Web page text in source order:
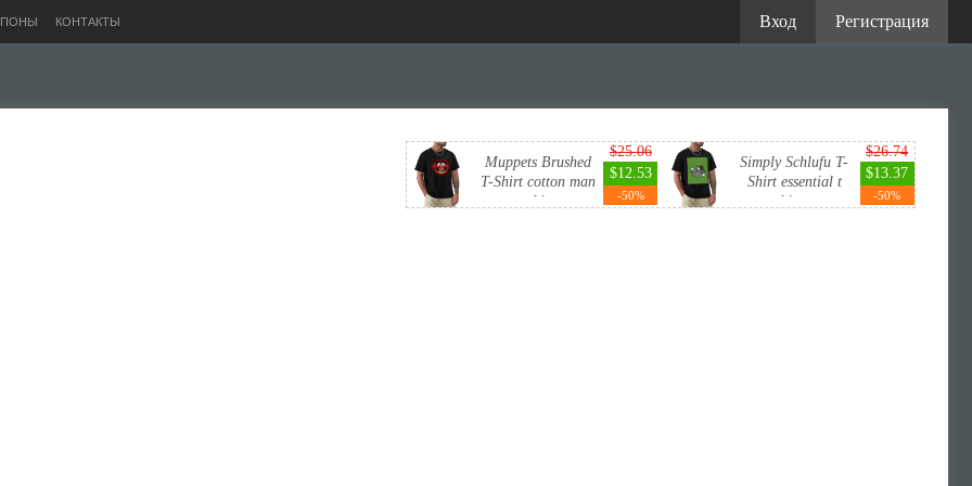
Muppets Brushed
T-Shirt cotton man
t-shi...
$25.06
$12.53
-50%
Simply Schlufu T-
Shirt essential t
shirt...
$26.74
$13.37
-50%
КОНТАКТЫ Регистрация
Вход